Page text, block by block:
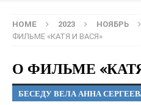
HOME 2023 НОЯБРЬ
ФИЛЬМЕ «КАТЯ И ВАСЯ»
О ФИЛЬМЕ
БЕСЕДУ ВЕЛА АННА